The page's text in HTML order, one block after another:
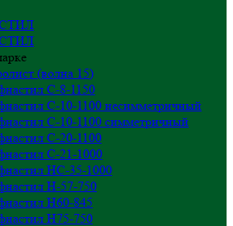
(волна 15)
С-8-1150
С-10-1100 несимметричный
С-10-1100 симметричный
С-20-1100
С-21-1000
НС-35-1000
H-57-750
Н60-845
Н75-750